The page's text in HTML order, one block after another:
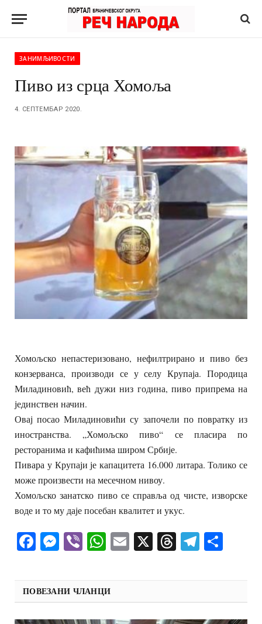
ЗАНИМЉИВОСТИ
Пиво из срца Хомоља
4. СЕПТЕМБАР 2020.
Хомољско непастеризовано, нефилтрирано и пиво без
конзерванса, производи се у селу Крупаја. Породица
Миладиновић, већ дужи низ година, пиво припрема на
јединствен начин.
Овај посао Миладиновићи су започели по повратку из
иностранства. „Хомољско пиво“ се пласира по
ресторанима и кафићима широм Србије.
Пивара у Крупаји је капацитета 16.000 литара. Толико се
може произвести на месечном нивоу.
Хомољско занатско пиво се справља од чисте, изворске
воде и то му даје посебан квалитет и укус.
Facebook
Messenger
ViberWhatsApp
Email
X Threads
ПОВЕЗАНИ ЧЛАНЦИ